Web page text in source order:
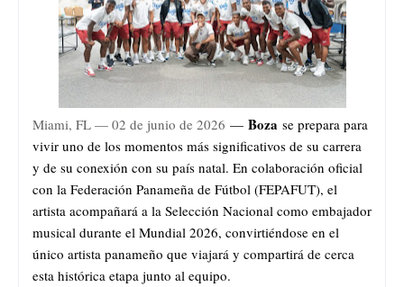
Miami, FL — 02 de junio de 2026 — Boza se prepara para
vivir uno de los momentos más significativos de su carrera
y de su conexión con su país natal. En colaboración oficial
con la Federación Panameña de Fútbol (FEPAFUT), el
artista acompañará a la Selección Nacional como embajador
musical durante el Mundial 2026, convirtiéndose en el
único artista panameño que viajará y compartirá de cerca
esta histórica etapa junto al equipo.